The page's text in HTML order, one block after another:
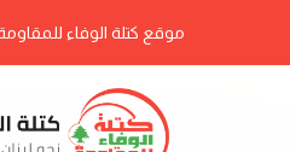
موقع كتلة الوفاء